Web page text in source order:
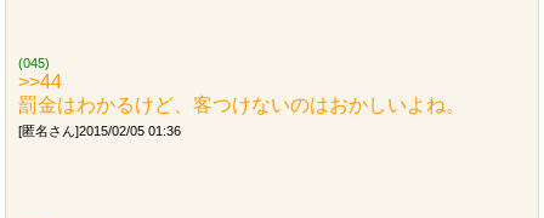
(045)
>>44
罰金はわかるけど、客つけないのはおかしいよね。
[匿名さん]2015/02/05 01:36